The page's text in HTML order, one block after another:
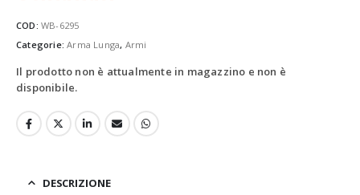
COD: WB-6295
Categorie:Arma Lunga, Armi
Il prodotto non è attualmente in magazzino e non è
disponibile.
DESCRIZIONE